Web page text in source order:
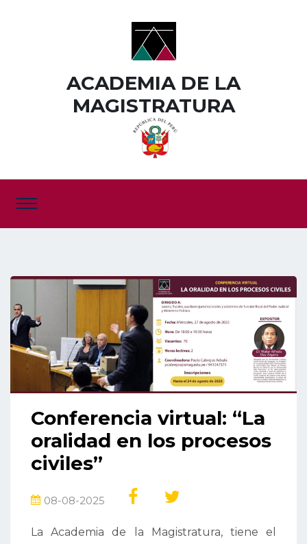
ACADEMIA DE LA
MAGISTRATURA
Conferencia virtual: “La
oralidad en los procesos
civiles”
08-08-2025
La Academia de la Magistratura, tiene el